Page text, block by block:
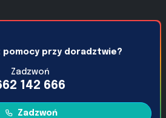
pomocy przy doradztwie?
Zadzwoń
142 666
Zadzwoń